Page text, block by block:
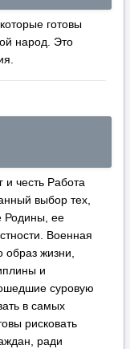
готовы
народ. Это
честь Работа
выбор тех,
Родины, ее
Военная
жизни,
и
суровую
в самых
рисковать
ради